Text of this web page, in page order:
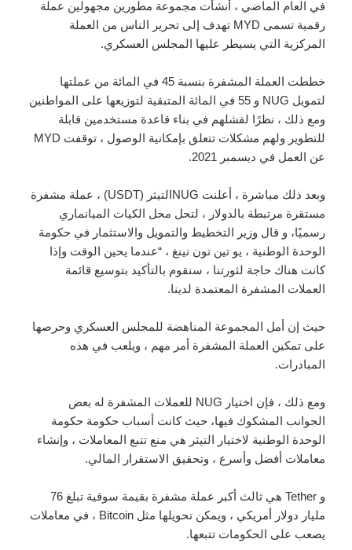
في العام الماضي ، أنشأت مجموعة مطورين مجهولين عملة
رقمية تسمى MYD تهدف إلى تحرير الناس من العملة
المركزية التي يسيطر عليها المجلس العسكري.
خططت العملة المشفرة بنسبة 45 في المائة من عملتها
لتمويل NUG و 55 في المائة المتبقية لتوزيعها على المواطنين
ومع ذلك ، نظرًا لفشلهم في بناء قاعدة مستخدمين قابلة
للتطوير ولهم مشكلات تتعلق بإمكانية الوصول ، توقفت MYD
عن العمل في ديسمبر 2021.
وبعد ذلك مباشرة ، أعلنت NUGالتيثر (USDT) ، عملة مشفرة
مستقرة مرتبطة بالدولار ، لتحل محل الكيات الميانماري
رسميًا، و قال وزير التخطيط والتمويل والاستثمار في حكومة
الوحدة الوطنية ، يو تين تون نينغ ، “عندما يحين الوقت وإذا
كانت هناك حاجة لثورتنا ، سنقوم بالتأكيد بتوسيع قائمة
العملات المشفرة المعتمدة لدينا.
حيث إن أمل المجموعة المناهضة للمجلس العسكري وحرصها
على تمكين العملة المشفرة أمر مهم ، ويلعب في هذه
المبادرات.
ومع ذلك ، فإن اختيار NUG للعملات المشفرة له بعض
الجوانب المشكوك فيها، حيث كانت أسباب حكومة حكومة
الوحدة الوطنية لاختيار التيثر هي منع تتبع المعاملات ، وإنشاء
معاملات أفضل وأسرع ، وتحقيق الاستقرار المالي.
و Tether هي ثالث أكبر عملة مشفرة بقيمة سوقية تبلغ 76
مليار دولار أمريكي ، ويمكن تحويلها مثل Bitcoin ، في معاملات
يصعب على الحكومات تتبعها.